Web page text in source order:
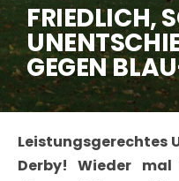
FRIEDLICH,
GEGEN
Leistungsgerechtes
Derby! Wieder